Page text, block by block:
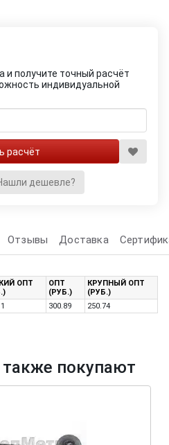
и получите точный расчёт
индивидуальной
дешевле?
Отзывы Доставка
ОПТ
ОПТ
(РУБ.)
КРУПНЫЙ ОПТ
(РУБ.)
300.89 250.74
покупают